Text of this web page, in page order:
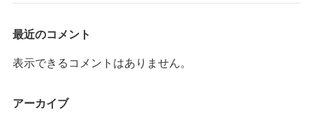
最近のコメント
表示できるコメントはありません。
アーカイブ